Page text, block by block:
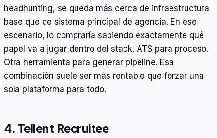
headhunting, se queda más cerca de infraestructura
base que de sistema principal de agencia. En ese
escenario, lo compraría sabiendo exactamente qué
papel va a jugar dentro del stack. ATS para proceso.
Otra herramienta para generar pipeline. Esa
combinación suele ser más rentable que forzar una
sola plataforma para todo.
4. Tellent Recruitee